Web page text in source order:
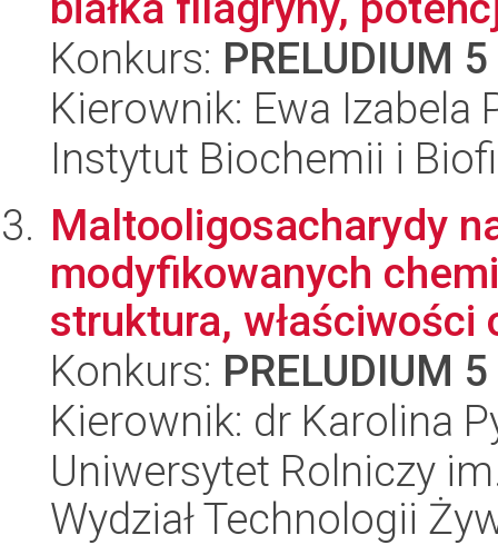
Konkurs: PRELUDIUM 5
Kierownik: Ewa Izabela
Instytut Biochemii i
Maltooligosacharydy
modyfikowanych
struktura,
Konkurs: PRELUDIUM 5
Kierownik: dr Karolina
Uniwersytet Rolniczy
Wydział Technologii